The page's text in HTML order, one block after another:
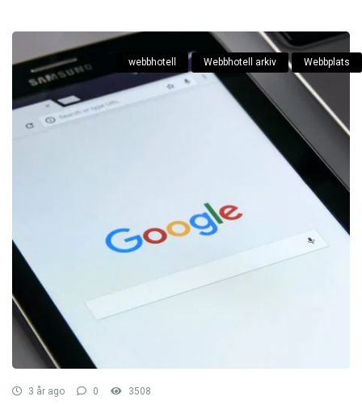
webbhotell Webbhotell arkiv Webbplats
3 år ago 0 3508